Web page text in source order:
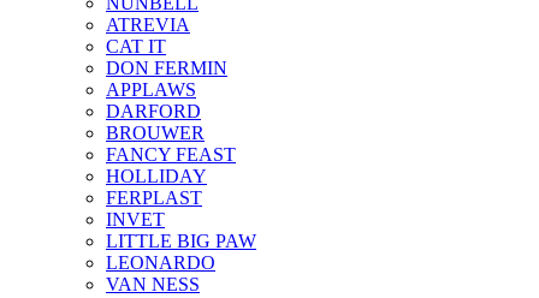
ATREVIA
CAT IT
DON FERMIN
APPLAWS
DARFORD
BROUWER
FANCY FEAST
HOLLIDAY
FERPLAST
INVET
LITTLE BIG PAW
LEONARDO
VAN NESS